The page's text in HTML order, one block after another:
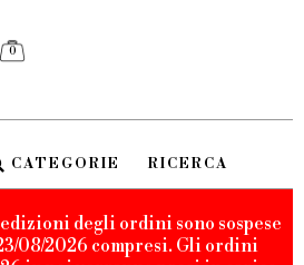
0
CATEGORIE RICERCA
degli ordini sono sospese
08/2026 compresi. Gli ordini